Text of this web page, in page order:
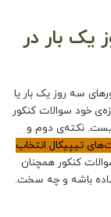
یک بار در
سه روز یک بار یا
خود سوالات کنکور
نکته‌ی دوم و
تیپیکال انتخاب
کنکور همچنان
باشه و چه سخت.